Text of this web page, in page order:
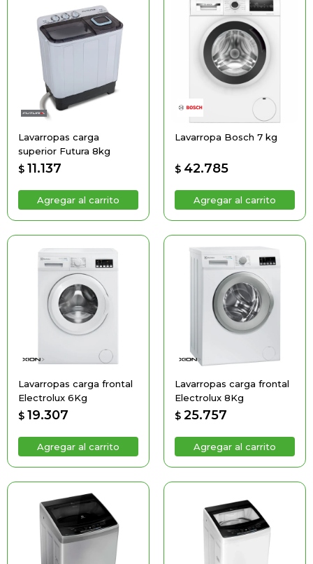
Lavarropas carga
superior Futura 8kg
$ 11.137
Lavarropa Bosch 7 kg
$ 42.785
Lavarropas carga frontal
Electrolux 6Kg
$ 19.307
Lavarropas carga frontal
Electrolux 8Kg
$ 25.757